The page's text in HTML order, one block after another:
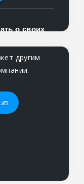
о своих
другим